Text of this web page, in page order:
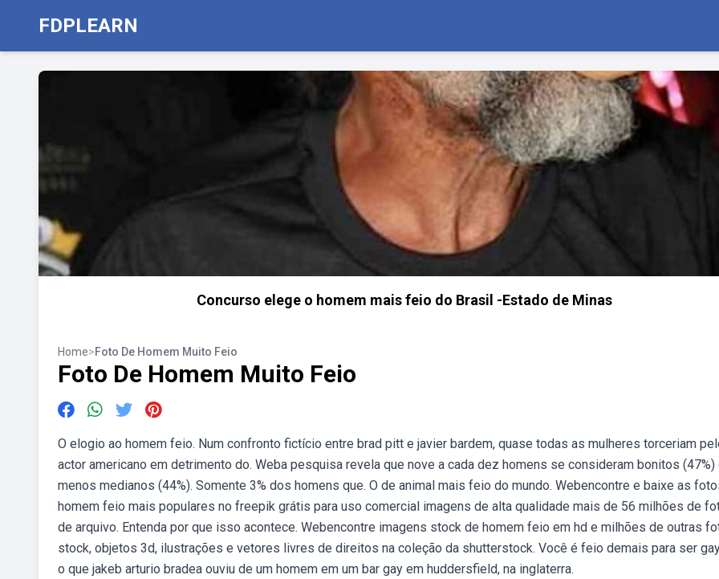
FDPLEARN
Concurso elege o homem mais feio do Brasil -Estado de Minas
Home>Foto De Homem Muito Feio
Foto De Homem Muito Feio
O elogio ao homem feio. Num confronto fictício entre brad pitt e javier bardem, quase todas as mulheres torceriam
actor americano em detrimento do. Weba pesquisa revela que nove a cada dez homens se consideram bonitos (47%)
menos medianos (44%). Somente 3% dos homens que. O de animal mais feio do mundo. Webencontre e baixe as
homem feio mais populares no freepik grátis para uso comercial imagens de alta qualidade mais de 56 milhões de
de arquivo. Entenda por que isso acontece. Webencontre imagens stock de homem feio em hd e milhões de outras
stock, objetos 3d, ilustrações e vetores livres de direitos na coleção da shutterstock. Você é feio demais para ser
o que jakeb arturio bradea ouviu de um homem em um bar gay em huddersfield, na inglaterra.